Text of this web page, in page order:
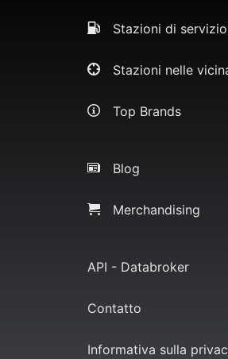
Stazioni di
Stazioni nelle
Top Brands
Blog
Merchandising
API - Databroker
Contatto
Informativa sulla